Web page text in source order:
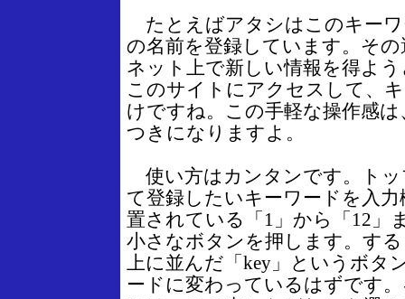
たとえばアタシはこのキー
の名前を登録しています。そ
ネット上で新しい情報を得よ
このサイトにアクセスして、
けですね。この手軽な操作感
つきになりますよ。
使い方はカンタンです。ト
て登録したいキーワードを入
置されている「1」から「12」
小さなボタンを押します。す
上に並んだ「key」というボタ
ードに変わっているはずです